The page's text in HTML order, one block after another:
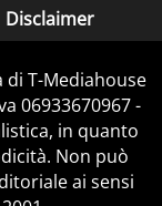
Disclaimer
T-Mediahouse
06933670967 -
in quanto
Non può
ai sensi